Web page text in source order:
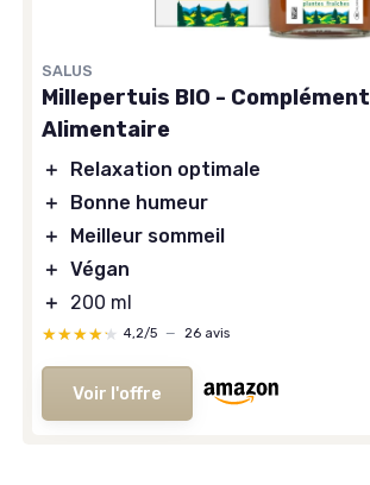
SALUS
Millepertuis BIO - Complément
Alimentaire
＋
Relaxation optimale
＋
Bonne humeur
＋
Meilleur sommeil
＋ Végan
＋
200 ml
★★★★★
★★★★★ 4,2/5 — 26 avis
Voir l'offre